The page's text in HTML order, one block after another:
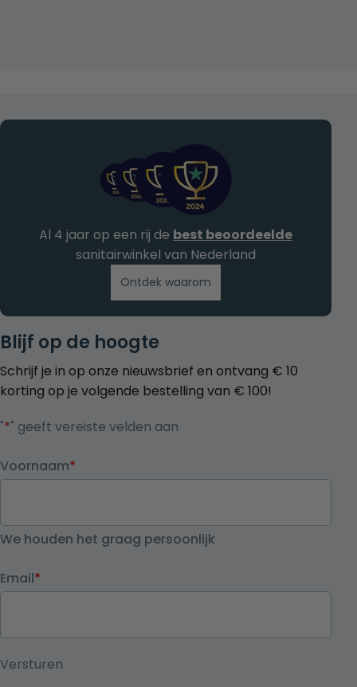
Blijf op de hoogte
Schrijf je in op onze nieuwsbrief en ontvang € 10
korting op je volgende bestelling van € 100!
"*" geeft vereiste velden aan
Voornaam*
We houden het graag persoonlijk
Email*
Al 4 jaar op een rij de best beoordeelde
sanitairwinkel van Nederland
Ontdek waarom